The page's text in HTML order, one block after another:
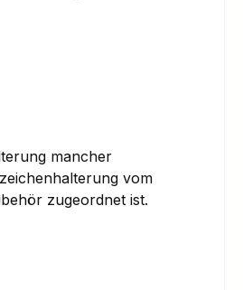
mancher
vom
zugeordnet ist.